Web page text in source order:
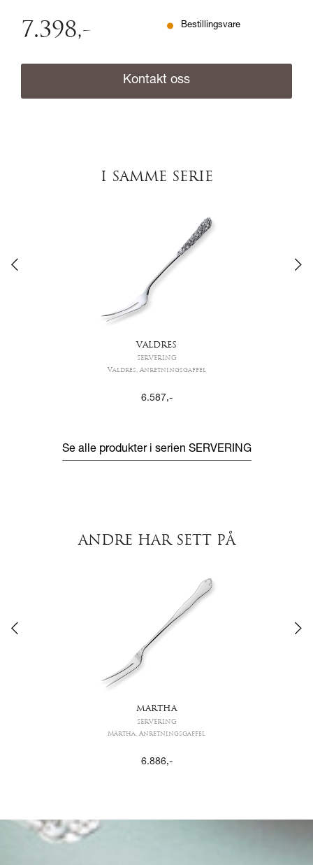
7.398,- Bestillingsvare
Kontakt oss
I SAMME SERIE
VALDRES
SERVERING
Valdres, Anretningsgaffel
6.587 ,-
Se alle produkter i serien SERVERING
ANDRE HAR SETT PÅ
MARTHA
SERVERING
Märtha, Anretningsgaffel
6.886,-